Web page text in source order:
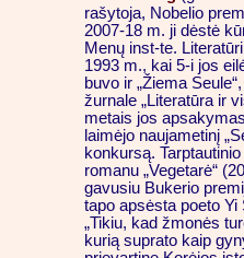
rašytoja, Nobelio
2007-18 m. ji dėstė
Menų inst-te.
1993 m., kai 5-i jos
buvo ir „Žiema
žurnale „Literatūra ir
metais jos
laimėjo naujametinį
konkursą.
romanu „Vegetarė“
gavusiu Bukerio
tapo apsėsta poeto Yi
„Tikiu, kad žmonės
kurią suprato kaip